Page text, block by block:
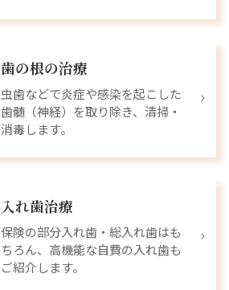
歯の根の治療
虫歯などで炎症や感染を起こした
歯髄（神経）を取り除き、清掃・
消毒します。
入れ歯治療
保険の部分入れ歯・総入れ歯はも
ちろん、高機能な自費の入れ歯も
ご紹介します。